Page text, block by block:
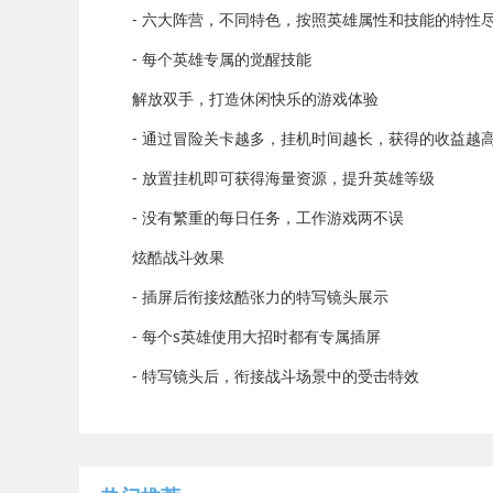
- 六大阵营，不同特色，按照英雄属性和技能的特性
- 每个英雄专属的觉醒技能
解放双手，打造休闲快乐的游戏体验
- 通过冒险关卡越多，挂机时间越长，获得的收益越高
- 放置挂机即可获得海量资源，提升英雄等级
- 没有繁重的每日任务，工作游戏两不误
炫酷战斗效果
- 插屏后衔接炫酷张力的特写镜头展示
- 每个s英雄使用大招时都有专属插屏
- 特写镜头后，衔接战斗场景中的受击特效